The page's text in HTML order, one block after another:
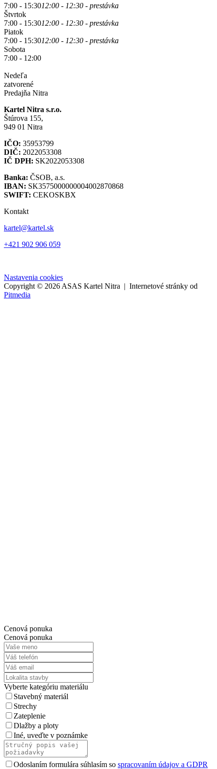
7:00 - 15:3012:00 - 12:30 - prestávka
Štvrtok
7:00 - 15:3012:00 - 12:30 - prestávka
Piatok
7:00 - 15:3012:00 - 12:30 - prestávka
Sobota
7:00 - 12:00
Nedeľa
zatvorené
Predajňa Nitra
Kartel Nitra s.r.o.
Štúrova 155,
949 01 Nitra
IČO: 35953799
DIČ: 2022053308
IČ DPH: SK2022053308
Banka: ČSOB, a.s.
IBAN: SK3575000000004002870868
SWIFT: CEKOSKBX
Kontakt
kartel@kartel.sk
+421 902 906 059
Nastavenia cookies
Copyright © 2026 ASAS Kartel Nitra | Internetové stránky od
Pitmedia
Cenová ponuka
Cenová ponuka
Vyberte kategóriu materiálu
Stavebný materiál
Strechy
Zateplenie
Dlažby a ploty
Iné, uveďte v poznámke
Odoslaním formulára súhlasím so spracovaním údajov a GDPR